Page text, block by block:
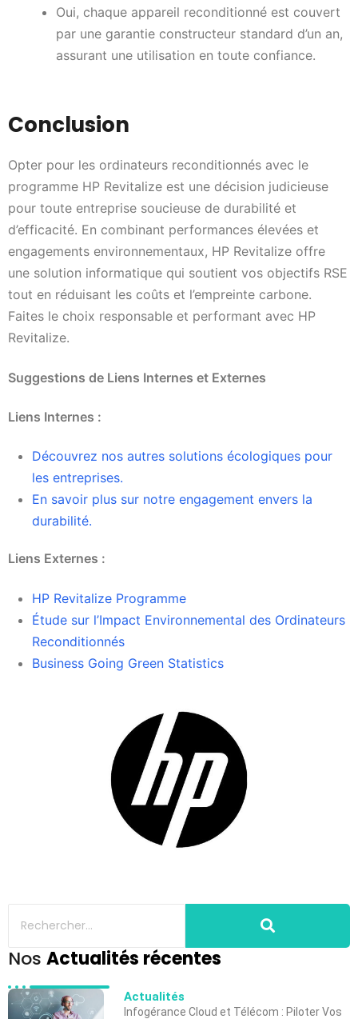
Oui, chaque appareil reconditionné est couvert
par une garantie constructeur standard d’un an,
assurant une utilisation en toute confiance.
Conclusion
Opter pour les ordinateurs reconditionnés avec le
programme HP Revitalize est une décision judicieuse
pour toute entreprise soucieuse de durabilité et
d’efficacité. En combinant performances élevées et
engagements environnementaux, HP Revitalize offre
une solution informatique qui soutient vos objectifs RSE
tout en réduisant les coûts et l’empreinte carbone.
Faites le choix responsable et performant avec HP
Revitalize.
Suggestions de Liens Internes et Externes
Liens Internes :
Découvrez nos autres solutions écologiques pour
les entreprises.
En savoir plus sur notre engagement envers la
durabilité.
Liens Externes :
HP Revitalize Programme
Étude sur l’Impact Environnemental des Ordinateurs
Reconditionnés
Business Going Green Statistics
Nos Actualités récentes
Actualités
Infogérance Cloud et Télécom : Piloter Vos